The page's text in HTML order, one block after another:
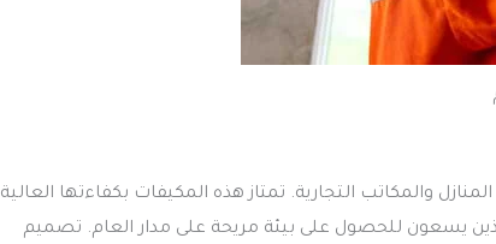
والمكاتب التجارية. تمتاز هذه المكيفات بكفاءتها العالية
يسعون للحصول على بيئة مريحة على مدار العام. تصميم